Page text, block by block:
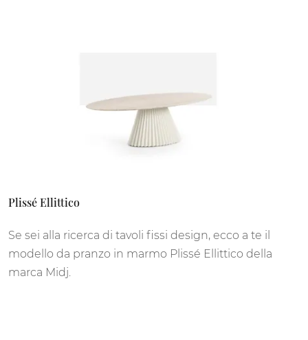
Plissé Ellittico
Se sei alla ricerca di tavoli fissi design, ecco a te il
modello da pranzo in marmo Plissé Ellittico della
marca Midj.